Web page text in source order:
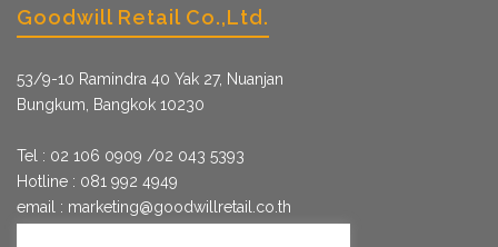
Goodwill Retail Co.,Ltd.
53/9­-10 Ramindra 40 Yak 27, Nuanjan
Bungkum, Bangkok 10230
Tel : 02 106 0909 /02 043 5393
Hotline : 081 992 4949
email : marketing@goodwillretail.co.th